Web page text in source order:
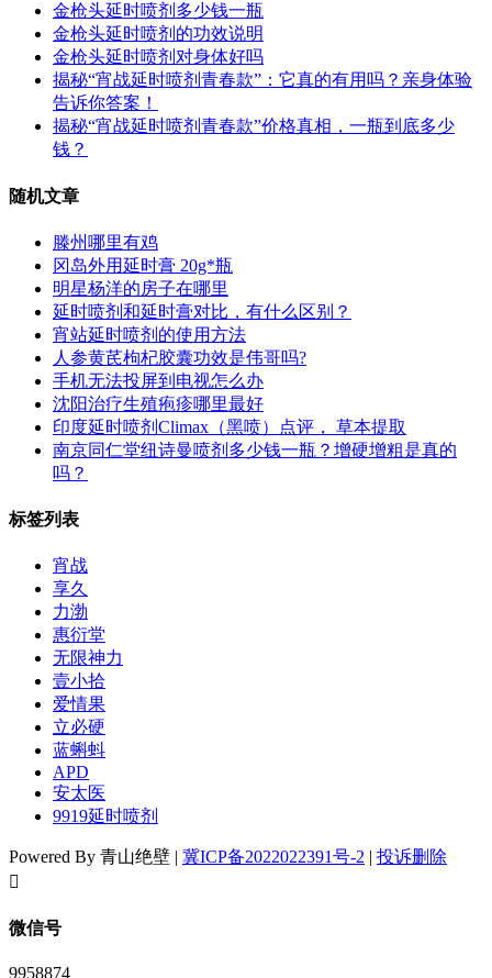
金枪头延时喷剂多少钱一瓶
金枪头延时喷剂的功效说明
金枪头延时喷剂对身体好吗
揭秘“宵战延时喷剂青春款”：它真的有用吗？亲身体验
告诉你答案！
揭秘“宵战延时喷剂青春款”价格真相，一瓶到底多少
钱？
随机文章
滕州哪里有鸡
冈岛外用延时膏 20g*瓶
明星杨洋的房子在哪里
延时喷剂和延时膏对比，有什么区别？
宵站延时喷剂的使用方法
人参黄芪枸杞胶囊功效是伟哥吗?
手机无法投屏到电视怎么办
沈阳治疗生殖疱疹哪里最好
印度延时喷剂Climax（黑喷）点评， 草本提取
南京同仁堂纽诗曼喷剂多少钱一瓶？增硬增粗是真的
吗？
标签列表
宵战
享久
力渤
惠衍堂
无限神力
壹小拾
爱情果
立必硬
蓝蝌蚪
APD
安太医
9919延时喷剂
Powered By 青山绝壁 | 冀ICP备2022022391号-2 | 投诉删除
󦘖
微信号
9958874